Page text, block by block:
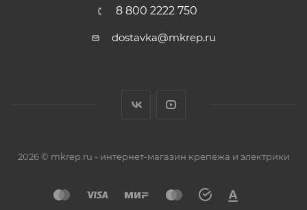
8 800 2222 750
dostavka@mkrep.ru
2026 © mkrep.ru - интернет-магазин крепежа и электрики